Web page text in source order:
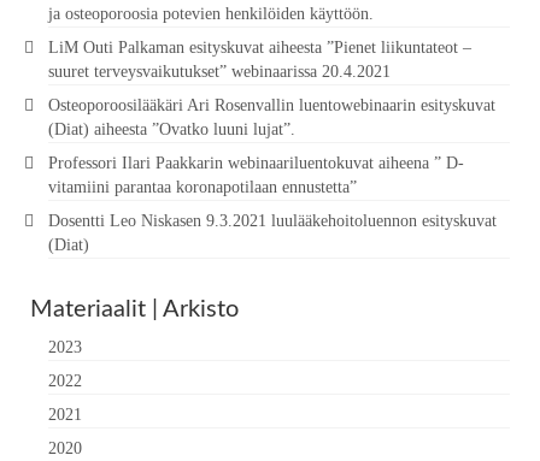
ja osteoporoosia potevien henkilöiden käyttöön.
LiM Outi Palkaman esityskuvat aiheesta ”Pienet liikuntateot –
suuret terveysvaikutukset” webinaarissa 20.4.2021
Osteoporoosilääkäri Ari Rosenvallin luentowebinaarin esityskuvat
(Diat) aiheesta ”Ovatko luuni lujat”.
Professori Ilari Paakkarin webinaariluentokuvat aiheena ” D-
vitamiini parantaa koronapotilaan ennustetta”
Dosentti Leo Niskasen 9.3.2021 luulääkehoitoluennon esityskuvat
(Diat)
Materiaalit | Arkisto
2023
2022
2021
2020